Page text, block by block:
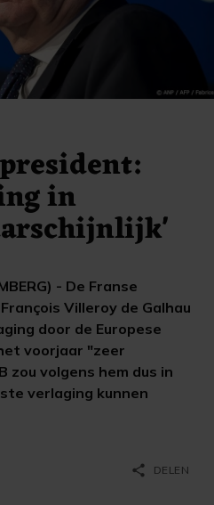
in
- De Franse
Villeroy de Galhau
door de Europese
voorjaar "zeer
zou volgens hem dus in
verlaging kunnen
share DELEN